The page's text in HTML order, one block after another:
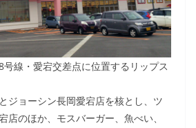
線・愛宕交差点に位置するリップス
ジョーシン長岡愛宕店を核とし、ツ
店のほか、モスバーガー、魚べい、